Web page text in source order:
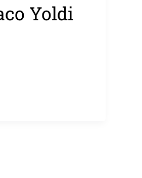
Yoldi